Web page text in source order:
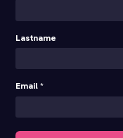
Lastname
Email *